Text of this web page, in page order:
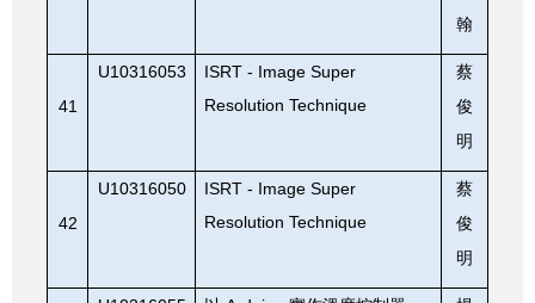
翰
41
U10316053
ISRT - Image Super
Resolution Technique
蔡
俊
明
42
U10316050
ISRT - Image Super
Resolution Technique
蔡
俊
明